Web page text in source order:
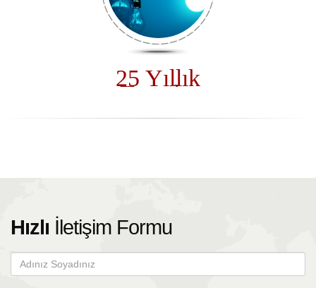
25 Yıllık
Tecrübe
Hızlı İletişim Formu